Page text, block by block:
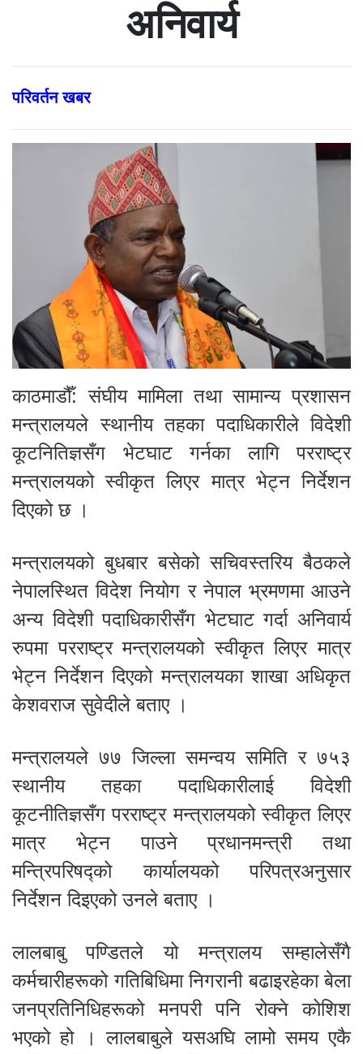
अनिवार्य
परिवर्तन खबर
काठमाडौँ: संघीय मामिला तथा सामान्य प्रशासन
मन्त्रालयले स्थानीय तहका पदाधिकारीले विदेशी
कूटनितिज्ञसँग भेटघाट गर्नका लागि परराष्ट्र
मन्त्रालयको स्वीकृत लिएर मात्र भेट्न निर्देशन
दिएको छ ।
मन्त्रालयको बुधबार बसेको सचिवस्तरिय बैठकले
नेपालस्थित विदेश नियोग र नेपाल भ्रमणमा आउने
अन्य विदेशी पदाधिकारीसँग भेटघाट गर्दा अनिवार्य
रुपमा परराष्ट्र मन्त्रालयको स्वीकृत लिएर मात्र
भेट्न निर्देशन दिएको मन्त्रालयका शाखा अधिकृत
केशवराज सुवेदीले बताए ।
मन्त्रालयले ७७ जिल्ला समन्वय समिति र ७५३
स्थानीय तहका पदाधिकारीलाई विदेशी
कूटनीतिज्ञसँग परराष्ट्र मन्त्रालयको स्वीकृत लिएर
मात्र भेट्न पाउने प्रधानमन्त्री तथा
मन्त्रिपरिषद्को कार्यालयको परिपत्रअनुसार
निर्देशन दिइएको उनले बताए ।
लालबाबु पण्डितले यो मन्त्रालय सम्हालेसँगै
कर्मचारीहरूको गतिबिधिमा निगरानी बढाइरहेका बेला
जनप्रतिनिधिहरूको मनपरी पनि रोक्ने कोशिश
भएको हो । लालबाबुले यसअघि लामो समय एकै